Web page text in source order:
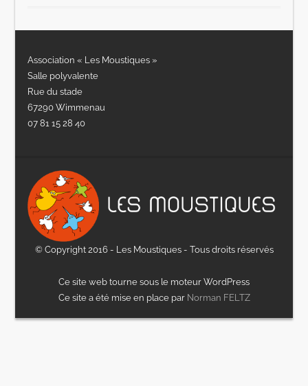
Association « Les Moustiques »
Salle polyvalente
Rue du stade
67290 Wimmenau
07 81 15 28 40
© Copyright 2016 - Les Moustiques - Tous droits réservés
Ce site web tourne sous le moteur WordPress
Ce site a été mise en place par Norman FELTZ